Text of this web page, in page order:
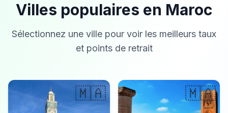
Villes populaires en Maroc
Sélectionnez une ville pour voir les meilleurs taux
et points de retrait
🇲🇦 🇲🇦